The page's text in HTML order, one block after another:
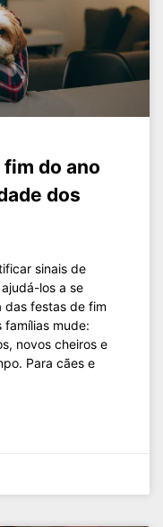
do ano
dos
sinais de
los a se
das festas de fim
famílias mude:
novos cheiros e
Para cães e